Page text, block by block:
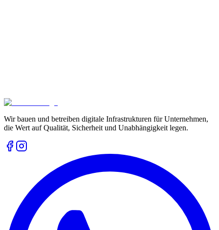
Wir bauen und betreiben digitale Infrastrukturen für Unternehmen,
die Wert auf Qualität, Sicherheit und Unabhängigkeit legen.